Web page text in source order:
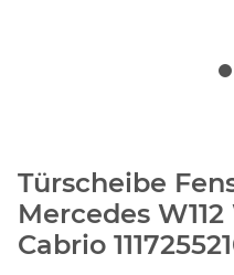
Türscheibe
Mercedes W112
Cabrio